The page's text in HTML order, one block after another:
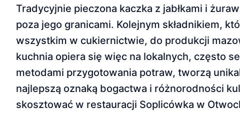
Tradycyjnie pieczona kaczka z jabłkami i
poza jego granicami. Kolejnym składnikiem,
wszystkim w cukiernictwie, do produkcji
kuchnia opiera się więc na lokalnych, często
metodami przygotowania potraw, tworzą
najlepszą oznaką bogactwa i różnorodności
skosztować w restauracji Soplicówka w